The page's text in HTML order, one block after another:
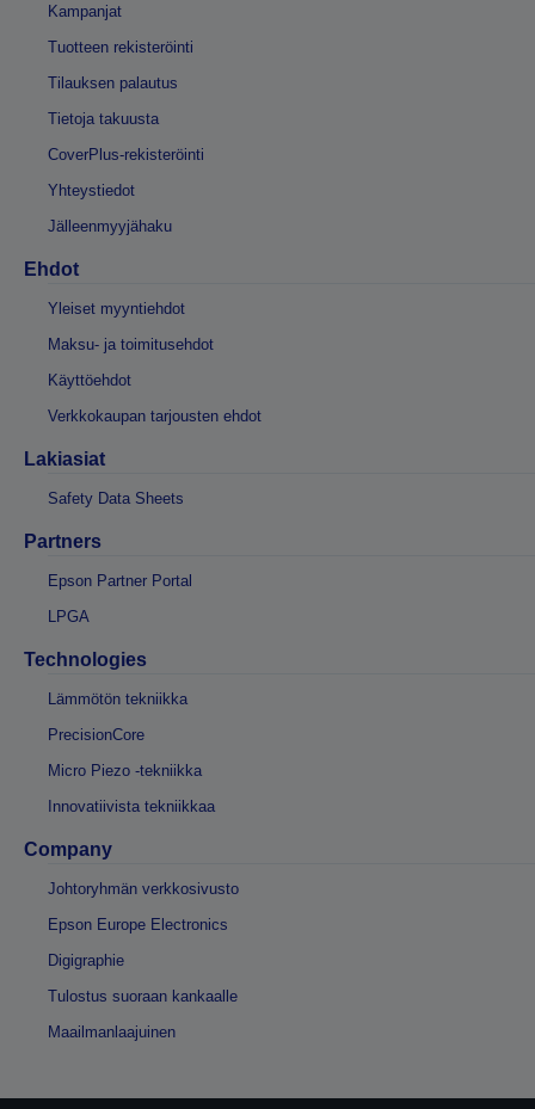
Kampanjat
Tuotteen rekisteröinti
Tilauksen palautus
Tietoja takuusta
CoverPlus-rekisteröinti
Yhteystiedot
Jälleenmyyjähaku
Ehdot
Yleiset myyntiehdot
Maksu- ja toimitusehdot
Käyttöehdot
Verkkokaupan tarjousten ehdot
Lakiasiat
Safety Data Sheets
Partners
Epson Partner Portal
LPGA
Technologies
Lämmötön tekniikka
PrecisionCore
Micro Piezo -tekniikka
Innovatiivista tekniikkaa
Company
Johtoryhmän verkkosivusto
Epson Europe Electronics
Digigraphie
Tulostus suoraan kankaalle
Maailmanlaajuinen